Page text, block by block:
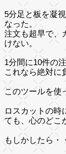
5分足と板を凝
なった。
注文も超早で、
けない。
1分間に10件の
これなら絶対に
このツールを使
ロスカットの時
ても、心のどこ
もしかしたら